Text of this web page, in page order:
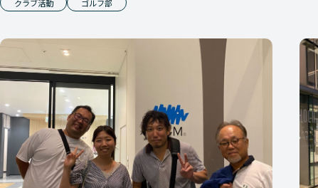
クラブ活動 ゴルフ部